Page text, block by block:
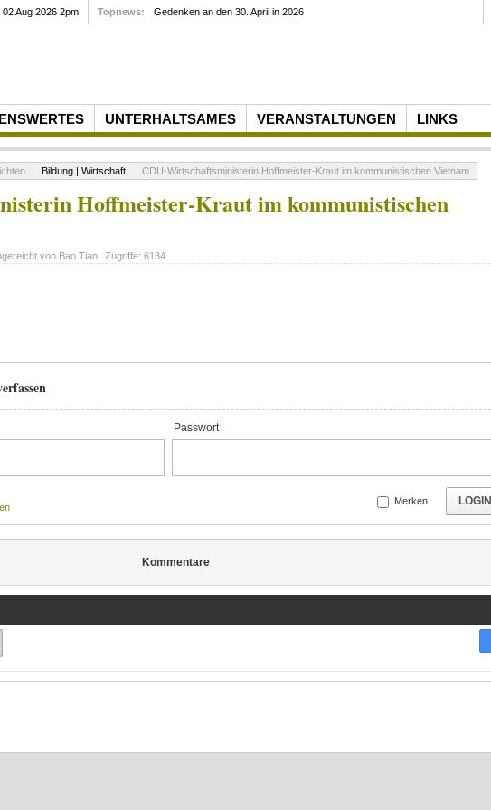
UNTERHALTSAMES VERANSTALTUNGEN LINKS
02 Aug 2026 2pm Topnews: Gedenken an den 30. April in 2026
Bildung | Wirtschaft CDU-Wirtschaftsministerin Hoffmeister-Kraut im kommunistischen Vietnam
Hoffmeister-Kraut im kommunistischen
von Bao Tian Zugriffe: 6134
Passwort
LOGIN
Merken
Kommentare